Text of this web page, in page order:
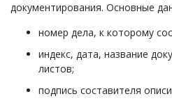
документирования. Основные
номер дела, к которому
индекс, дата, название
листов;
подпись составителя